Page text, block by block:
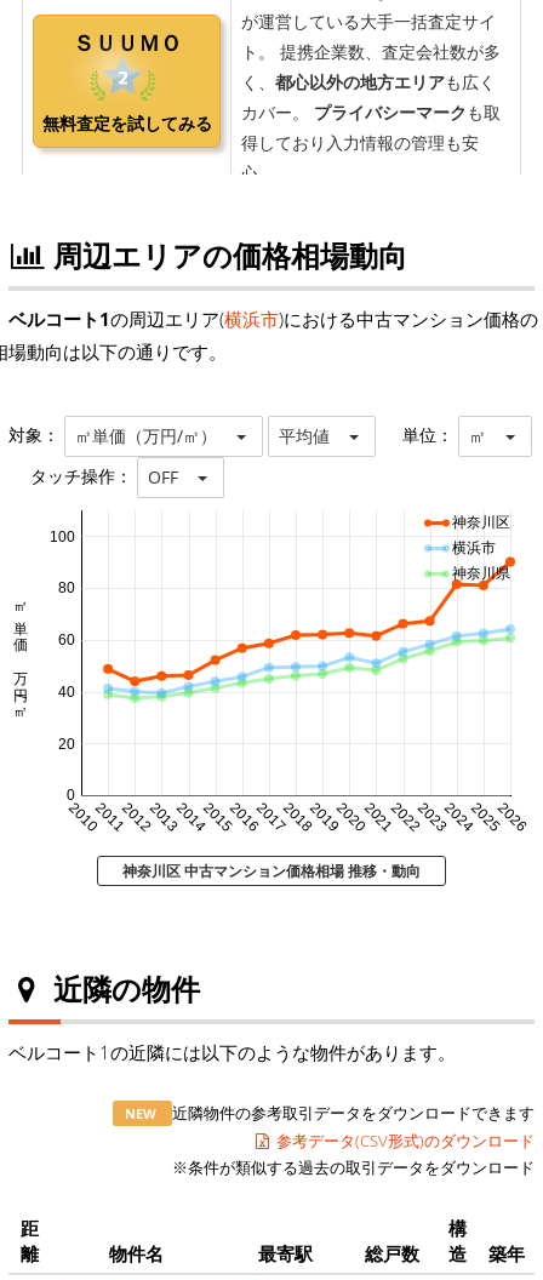
周辺エリアの価格相場動向
ベルコート1の周辺エリア(横浜市)における中古マンション価格の
場動向は以下の通りです。
対象： ㎡単価（万円/㎡） 平均値 単位： ㎡
タッチ操作： OFF
20102011201220132014201520162017201820192020202120222023202420252026
0
20
40
60
80
100
㎡単価 万円/㎡
神奈川区
横浜市
神奈川県
神奈川区 中古マンション価格相場 推移・動向
近隣の物件
ベルコート1の近隣には以下のような物件があります。
NEW
近隣物件の参考取引データをダウンロードできます
参考データ(CSV形式)のダウンロード
※条件が類似する過去の取引データをダウンロード
距
離
物件名 最寄駅 総戸数
構
造
築年